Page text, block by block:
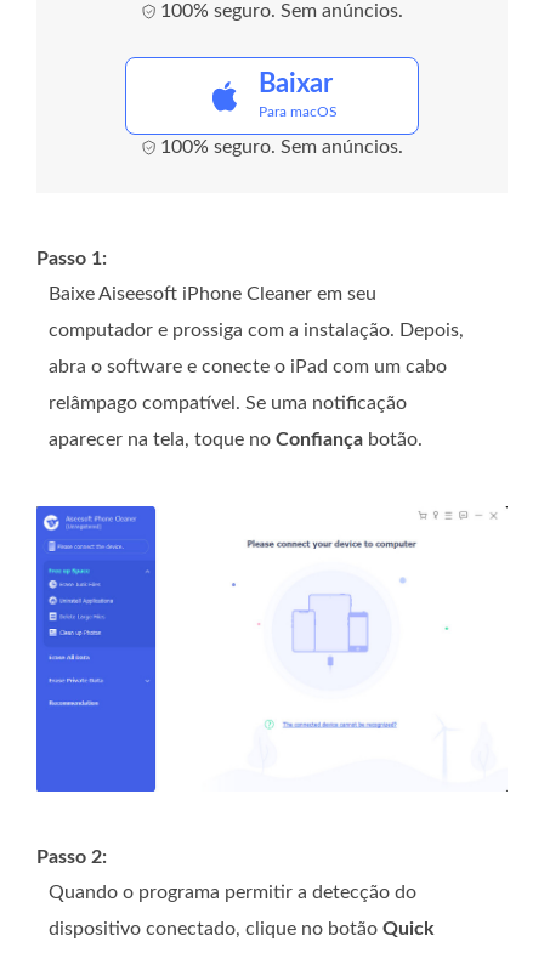
100% seguro. Sem anúncios.
Baixar
Para macOS
100% seguro. Sem anúncios.
Passo 1:
Baixe Aiseesoft iPhone Cleaner em seu
computador e prossiga com a instalação. Depois,
abra o software e conecte o iPad com um cabo
relâmpago compatível. Se uma notificação
aparecer na tela, toque no Confiança botão.
Passo 2:
Quando o programa permitir a detecção do
dispositivo conectado, clique no botão Quick